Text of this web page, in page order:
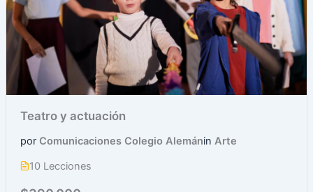
Teatro y actuación
por Comunicaciones Colegio Alemánin Arte
10 Lecciones